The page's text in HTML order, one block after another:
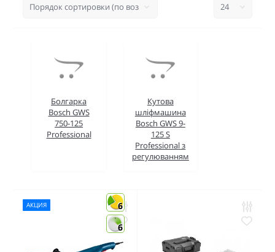
Болгарка
Bosch GWS
750-125
Professional
Кутова
шліфмашина
Bosch GWS 9-
125 S
Professional з
регулюванням
АКЦИЯ
6
6